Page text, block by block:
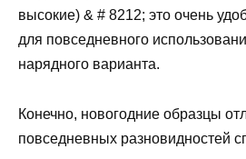
высокие) & # 8212; это очень
для повседневного
нарядного варианта.
Конечно, новогодние образцы
повседневных разновидностей